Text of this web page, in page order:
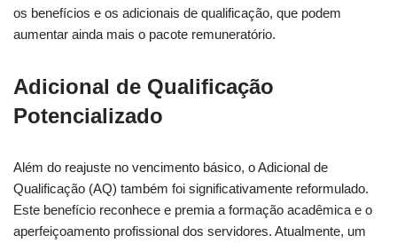
os benefícios e os adicionais de qualificação, que podem
aumentar ainda mais o pacote remuneratório.
Adicional de Qualificação
Potencializado
Além do reajuste no vencimento básico, o Adicional de
Qualificação (AQ) também foi significativamente reformulado.
Este benefício reconhece e premia a formação acadêmica e o
aperfeiçoamento profissional dos servidores. Atualmente, um